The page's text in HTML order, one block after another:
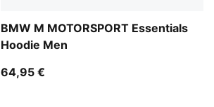
BMW M MOTORSPORT Essentials
Hoodie Men
64,95 €